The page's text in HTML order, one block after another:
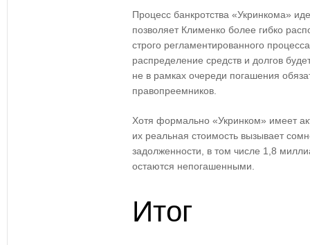
Процесс банкротства «Укринкома»
позволяет Клименко более гибко
строго регламентированного
распределение средств и долгов
не в рамках очереди погашения
правопреемников.
Хотя формально «Укринком» имеет
их реальная стоимость вызывает
задолженности, в том числе 1,8
остаются непогашенными.
Итог